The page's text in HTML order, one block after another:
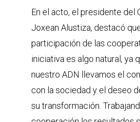
En el acto, el presidente del
Joxean Alustiza, destacó
participación de las
iniciativa es algo natural, ya
nuestro ADN llevamos el
con la sociedad y el deseo
su transformación.